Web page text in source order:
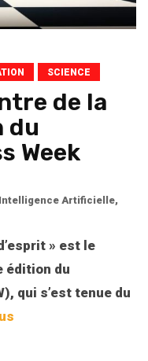
SCIENCE
de la
du
Week
Intelligence Artificielle,
» est le
édition du
qui s’est tenue du